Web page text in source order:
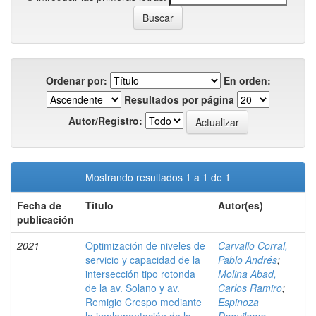
Ordenar por:
En orden:
Resultados por página
Autor/Registro:
Mostrando resultados 1 a 1 de 1
Fecha de
publicación
Título Autor(es)
2021
Optimización de niveles de
servicio y capacidad de la
intersección tipo rotonda
de la av. Solano y av.
Remigio Crespo mediante
Carvallo Corral,
Pablo Andrés;
Molina Abad,
Carlos Ramiro;
Espinoza